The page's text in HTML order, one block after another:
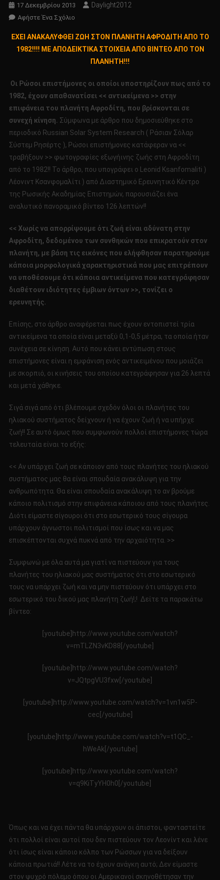
17 Δεκεμβρίου 2013 Daylight2012
Αφήστε Ένα ΣχόλιοΓια
ΕΧΕΙ
ΑΝΑΚΑΛΥΦΘΕΙ
ΠΛΑΝΗΤΗ
ΑΦΡΟΔΙΤΗ
ΑΠΟ
ΤΟ
1982!!!!
ΜΕ
ΑΠΟΔΕΙΚΤΙΚΑ
ΑΠΟ
ΒΙΝΤΕΟ
ΑΠΟ
ΤΟΝ
ΕΧΕΙ ΑΝΑΚΑΛΥΦΘΕΙ ΖΩΗ ΣΤΟΝ ΠΛΑΝΗΤΗ ΑΦΡΟΔΙΤΗ ΑΠΟ ΤΟ
1982!!!! ΜΕ ΑΠΟΔΕΙΚΤΙΚΑ ΣΤΟΙΧΕΙΑ ΑΠΟ ΒΙΝΤΕΟ ΑΠΟ ΤΟΝ
ΠΛΑΝΗΤΗ!!!
Οι Ρώσοι επιστήμονες οι οποίοι υποστηρίζουν πως από το
1982, έχουν απαθανατίσει << αντικείμενα >> στην
επιφάνεια του πλανήτη Αφροδίτη, που βρίσκονται σε
συνεχή κίνηση. Σύμφωνα με άρθρο που δημοσιεύθηκε στο
περιοδικό Russian Solar System Research ( Ράσιαν Σόλαρ
Σύστεμ Ρησέρτς ), Ρώσοι επιστήμονες κατάφεραν να <<
τραβήξουν >> φωτογραφίες εξωγήινης ζωής στη Αφροδίτη
από το 1982!! Το άρθρο, που υπογράφει ο Leonid Ksanfomaliti )
Λέονιντ Κσανφομαλίτι ) από Διαστημικό Ερευνητικό Κέντρο
της Ρωσικής Ακαδημίας Επιστημών, παρουσιάζει ένα
αναλυτικό πανοραμικό βίντεο 126 λεπτών!!
<< Χωρίς να απορρίψουμε ότι ζωή είναι αδύνατη στην
Αφροδίτη, δεδομένου των συνθηκών που επικρατούν στον
πλανήτη, με βάση τις εικόνες που ελήφθησαν παρατηρούμε
κάποια μορφολογικά χαρακτηριστικά που μας επιτρέπουν
να υποθέσουμε ότι κάποια αντικείμενα που κατεγράφησαν
διαθέτουν ιδιότητες έμβιων όντων >>, τονίζει ο
ερευνητής.
Επίσης, στο άρθρο αναφέρεται πως έχουν εντοπιστεί τρία
αντικείμενα τα οποία είναι μεταξύ 0,1-0,5 μέτρα, τα οποία ήταν
συνέχεια σε κίνηση. Αυτό που κάνει εντύπωση στους
επιστήμονες είναι η εμφάνιση ενός αντικειμένου που μοιάζει
με σκορπιό, οι κινήσεις του οποίου κατεγράφησαν για 26 λεπτά
και μετά χάθηκε.
Σιγά σιγά από ότι βλέπουμε σχεδόν όλοι οι πλανήτες του
ηλιακού συστήματος δείχνουν ή να έχουν ζωή ή να υπήρχε
ζωή!! Σε αυτό όμως που συμφωνούν πολλοί επιστήμονες τώρα
τελευταία είναι το εξής:
<< Αν υπάρχει ζωή σε κάποιον από τους πλανήτες του ηλιακού
συστήματος μας θα είναι σπουδαία ανακάλυψη για την
ανθρωπότητα. Θα είναι σπουδαία ανακάλυψη το αν βρούμε
κάποιο πολιτισμό στην επιφάνεια κάποιου από τους πλανήτες.
Διότι είμαστε σίγουροι ότι στο εσωτερικό τους σίγουρα
υπάρχουν άγνωστοι πολιτισμοί που ίσως και να μας
επισκέπτονται συχνά πυκνά από την αρχαιότητα. >>
Συμφωνώ με όλα αυτά μα γιατί να πιστεύουν για τους
πλανήτες του ηλιακού μας συστήματος ότι στο εσωτερικό
τους να υπάρχει ζωή και να μην πιστεύουν ότι υπάρχει στο
εσωτερικό του δικού μας πλανήτη ζωή!;! Δείτε τα παρακάτω
βίντεο:
[youtube]http://www.youtube.com/watch?
v=mTLZN3vKD88[/youtube]
[youtube]http://www.youtube.com/watch?
v=JQtpgVU3fxw[/youtube]
[youtube]http://www.youtube.com/watch?v=1vn1w5P-
cec[/youtube]
[youtube]http://www.youtube.com/watch?v=t1QC_-
hWeAk[/youtube]
[youtube]http://www.youtube.com/watch?
v=q9KiTyYH0h0[/youtube]
Όπως και να έχει πάντα θα υπάρχουν οι άπιστοι, φανταστείτε
ότι πολλοί είναι αυτοί που δεν πιστεύουν τον Λεονίντ και λένε
ότι ίσως είναι κάποιο κόλπο των Ρώσσων για να δείξουν
κάποια πρωτιά!! Λέτε να το έχουν ανάγκη αυτό; Δεν είμαστε
στον ψυχρό πόλεμο όπου οι Αμερικανοί σκηνοθέτησαν την